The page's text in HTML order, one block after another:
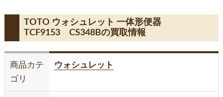
TOTO ウォシュレット 一体形便器
TCF9153 CS348Bの買取情報
商品カテ
ゴリ
ウォシュレット